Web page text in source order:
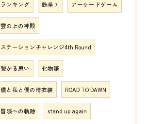
ランキング 鉄拳７ アーケードゲーム
雲の上の神殿
ステーションチャレンジ4th Round
繋がる思い 化物語
儂と私と僕の晴衣装 ROAD TO DAWN
冒険への軌跡 stand up again